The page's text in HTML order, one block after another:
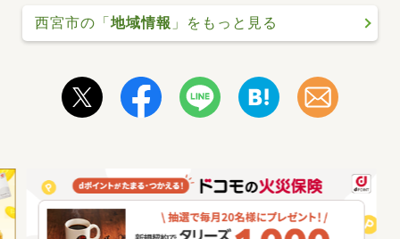
西宮市の「地域情報 」をもっと見る